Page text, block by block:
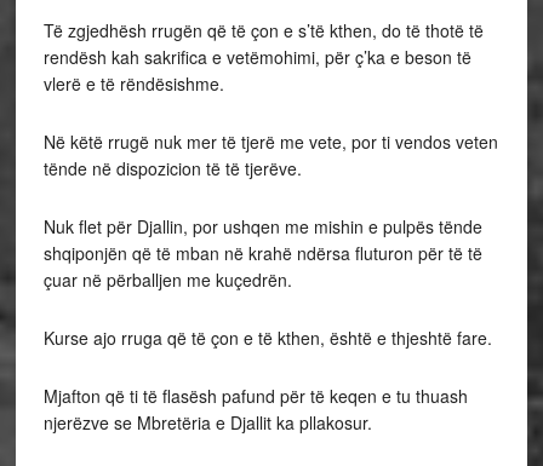
Të zgjedhësh rrugën që të çon e s’të kthen, do të thotë të
rendësh kah sakrifica e vetëmohimi, për ç’ka e beson të
vlerë e të rëndësishme.
Në këtë rrugë nuk mer të tjerë me vete, por ti vendos veten
tënde në dispozicion të të tjerëve.
Nuk flet për Djallin, por ushqen me mishin e pulpës tënde
shqiponjën që të mban në krahë ndërsa fluturon për të të
çuar në përballjen me kuçedrën.
Kurse ajo rruga që të çon e të kthen, është e thjeshtë fare.
Mjafton që ti të flasësh pafund për të keqen e tu thuash
njerëzve se Mbretëria e Djallit ka pllakosur.